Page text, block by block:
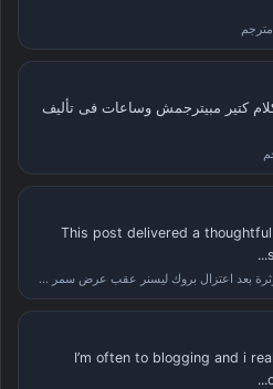
كتير مبيترجمش وساعات فى تأليف
This post delivered a
جون سينا يوجه رسالة مؤثرة بعد اعتزال بروك ليسنر عقب عرض سمر سلام
I’m often to blogging and i